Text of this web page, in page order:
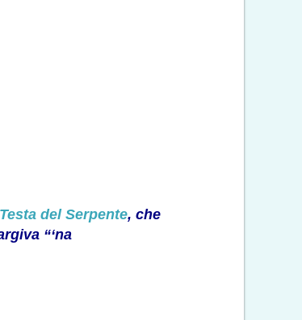
del Serpente, che
“‘na